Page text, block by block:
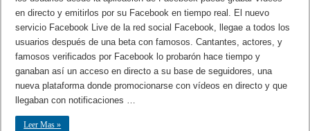
en directo y emitirlos por su Facebook en tiempo real. El nuevo
servicio Facebook Live de la red social Facebook, llegae a todos los
usuarios después de una beta con famosos. Cantantes, actores, y
famosos verificados por Facebook lo probarón hace tiempo y
ganaban así un acceso en directo a su base de seguidores, una
nueva plataforma donde promocionarse con vídeos en directo y que
llegaban con notificaciones …
Leer Mas »